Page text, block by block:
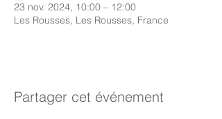
23 nov. 2024, 10:00 – 12:00
Les Rousses, Les Rousses, France
Partager cet événement